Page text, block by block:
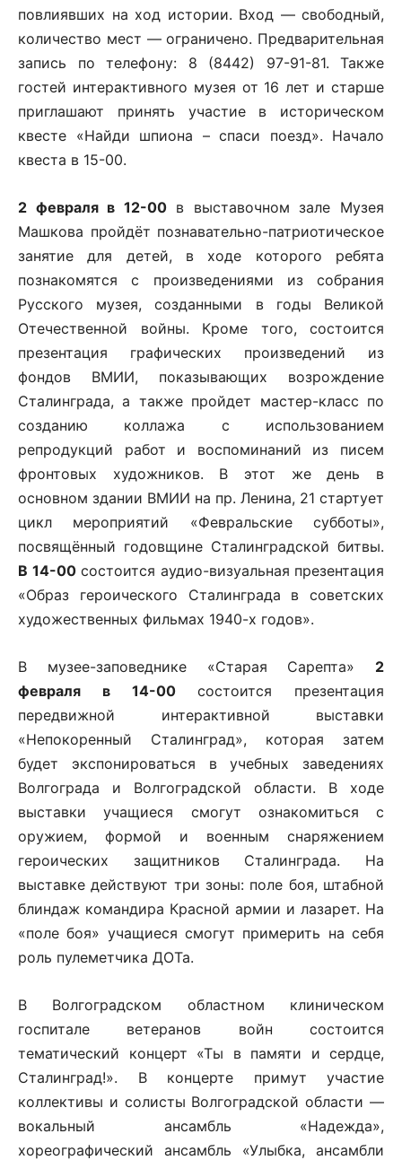
повлиявших на ход истории. Вход — свободный,
количество мест — ограничено. Предварительная
запись по телефону: 8 (8442) 97-91-81. Также
гостей интерактивного музея от 16 лет и старше
приглашают принять участие в историческом
квесте «Найди шпиона – спаси поезд». Начало
квеста в 15-00.
2 февраля в 12-00в выставочном зале Музея
Машкова пройдёт познавательно-патриотическое
занятие для детей, в ходе которого ребята
познакомятся с произведениями из собрания
Русского музея, созданными в годы Великой
Отечественной войны. Кроме того, состоится
презентация графических произведений из
фондов ВМИИ, показывающих возрождение
Сталинграда, а также пройдет мастер-класс по
созданию коллажа с использованием
репродукций работ и воспоминаний из писем
фронтовых художников. В этот же день в
основном здании ВМИИ на пр. Ленина, 21 стартует
цикл мероприятий «Февральские субботы»,
посвящённый годовщине Сталинградской битвы.
В 14-00состоится аудио-визуальная презентация
«Образ героического Сталинграда в советских
художественных фильмах 1940-х годов».
В музее-заповеднике «Старая Сарепта» 2
февраля в 14-00состоится презентация
передвижной интерактивной выставки
«Непокоренный Сталинград», которая затем
будет экспонироваться в учебных заведениях
Волгограда и Волгоградской области. В ходе
выставки учащиеся смогут ознакомиться с
оружием, формой и военным снаряжением
героических защитников Сталинграда. На
выставке действуют три зоны: поле боя, штабной
блиндаж командира Красной армии и лазарет. На
«поле боя» учащиеся смогут примерить на себя
роль пулеметчика ДОТа.
В Волгоградском областном клиническом
госпитале ветеранов войн состоится
тематический концерт «Ты в памяти и сердце,
Сталинград!». В концерте примут участие
коллективы и солисты Волгоградской области —
вокальный ансамбль «Надежда»,
хореографический ансамбль «Улыбка, ансамбли